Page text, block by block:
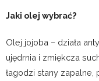
Jaki olej wybrać?
Olej jojoba – działa
ujędrnia i zmiękcza
łagodzi stany zapalne,